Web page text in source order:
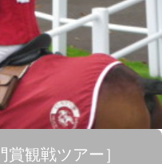
観戦ツアー］